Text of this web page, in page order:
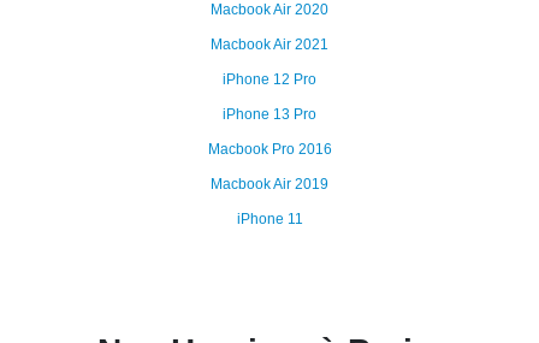
Macbook Air 2020
Macbook Air 2021
iPhone 12 Pro
iPhone 13 Pro
Macbook Pro 2016
Macbook Air 2019
iPhone 11